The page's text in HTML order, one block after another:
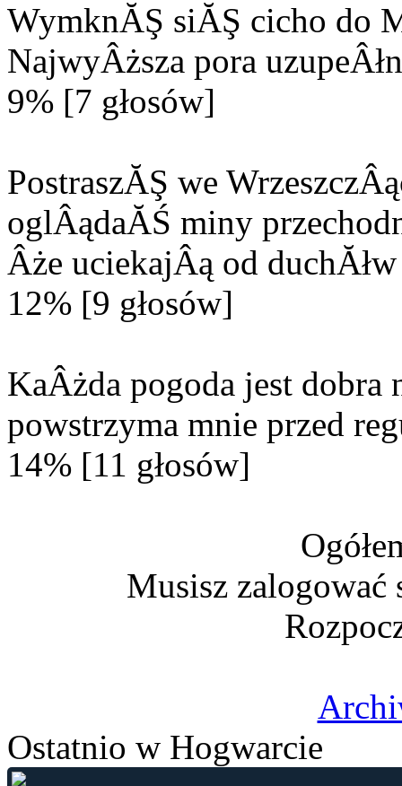
WymknĂŞ siĂŞ cicho do
NajwyÂższa pora
9% [7 głosów]
PostraszĂŞ we
oglÂądaĂŚ miny
Âże uciekajÂą od
12% [9 głosów]
KaÂżda pogoda jest
powstrzyma mnie przed
14% [11 głosów]
Musisz zalogować
Ostatnio w Hogwarcie